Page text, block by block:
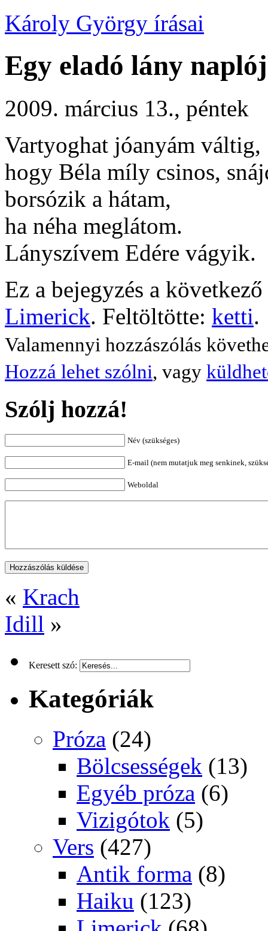
Károly György írásai
Egy eladó lány
2009. március 13., péntek
Vartyoghat jóanyám váltig,
hogy Béla míly csinos,
borsózik a hátam,
ha néha meglátom.
Lányszívem Edére vágyik.
Ez a bejegyzés a
Limerick. Feltöltötte: ketti.
Valamennyi hozzászólás
Hozzá lehet szólni, vagy
Szólj hozzá!
Név (szükséges)
E-mail (nem mutatjuk meg senkinek,
Weboldal
« Krach
Idill »
Keresett szó:
Kategóriák
Próza (24)
Bölcsességek (13)
Egyéb próza (6)
Vizigótok (5)
Vers (427)
Antik forma (8)
Haiku (123)